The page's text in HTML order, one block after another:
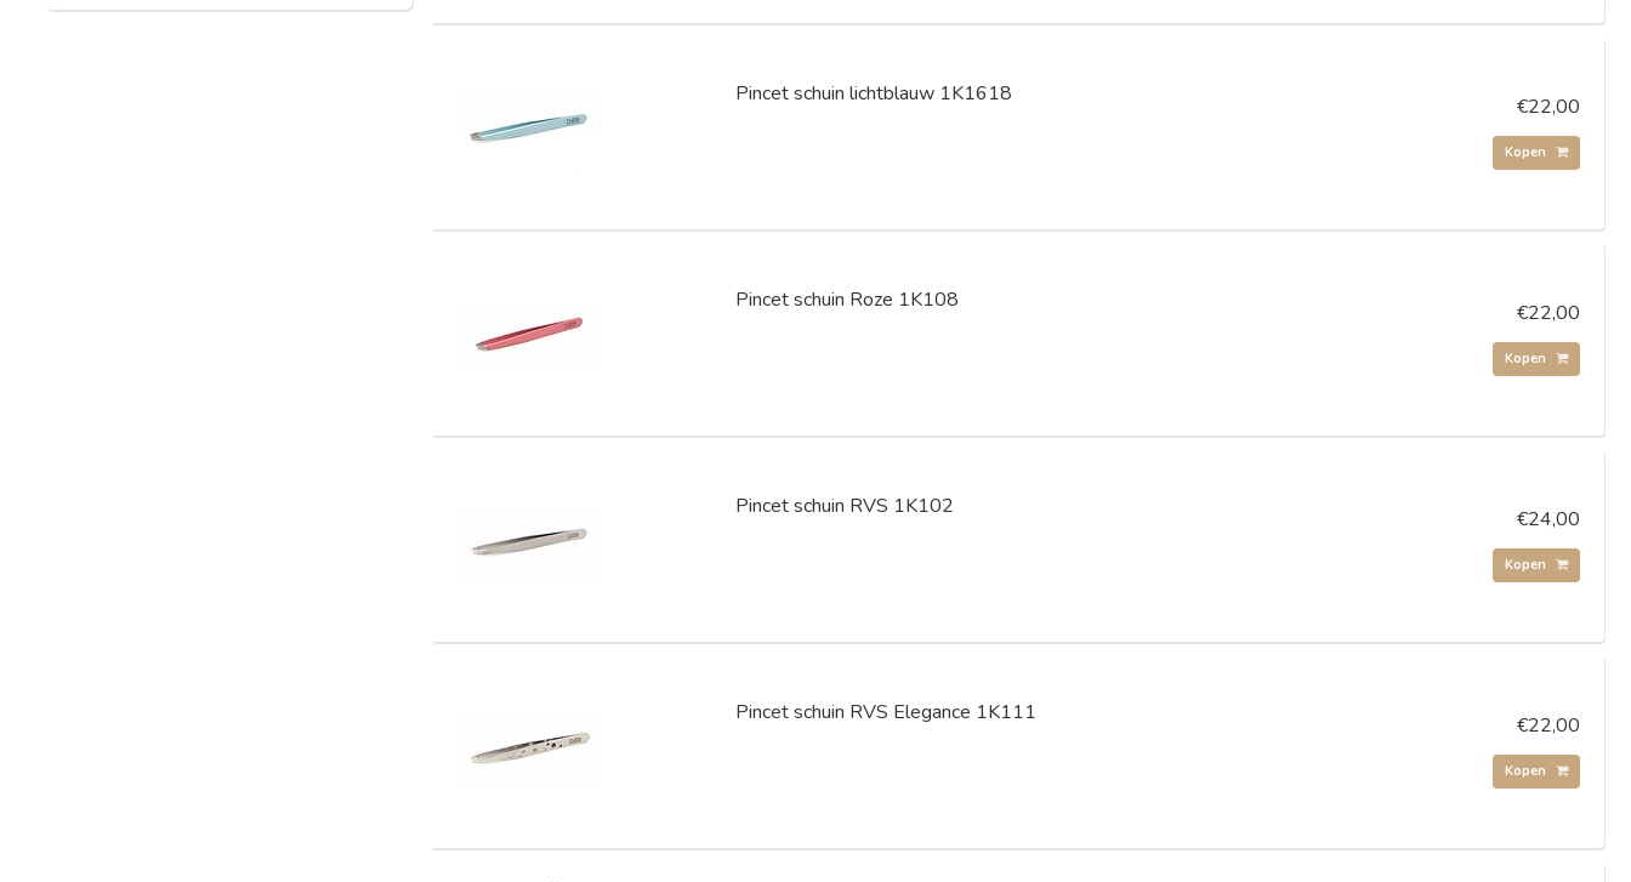
Pincet schuin lichtblauw 1K1618 €22,00
Kopen
Pincet schuin Roze 1K108 €22,00
Kopen
Pincet schuin RVS 1K102 €24,00
Kopen
Pincet schuin RVS Elegance 1K111 €22,00
Kopen